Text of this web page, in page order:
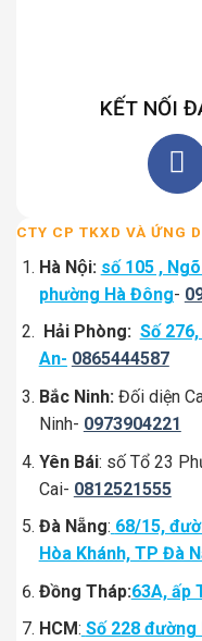
KẾT NỐI
CTY CP TKXD VÀ ỨNG
Hà Nội: số 105 ,
phường Hà Đông-
Hải Phòng: Số
An- 0865444587
Bắc Ninh: Đối diện
Ninh- 0973904221
Yên Bái: số Tổ 23
Cai- 0812521555
Đà Nẵng: 68/15,
Hòa Khánh, TP Đà
Đồng Tháp:63A, ấp
HCM: Số 228